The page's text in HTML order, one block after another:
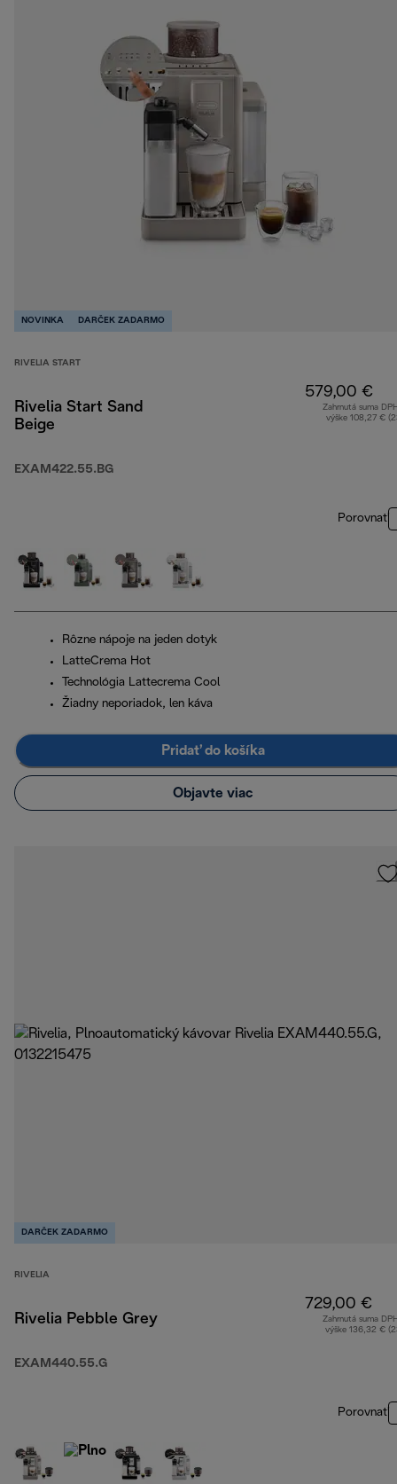
NOVINKA DARČEK ZADARMO
RIVELIA START
Rivelia Start Sand
Beige
EXAM422.55.BG
579,00 €
Zahrnutá suma
výške 108,27 €
Porovnať
Rôzne nápoje na jeden dotyk
LatteCrema Hot
Technológia Lattecrema Cool
Žiadny neporiadok, len káva
Pridať do košíka
Objavte viac
DARČEK ZADARMO
RIVELIA
Rivelia Pebble Grey
EXAM440.55.G
729,00 €
Zahrnutá suma
výške 136,32 €
Porovnať